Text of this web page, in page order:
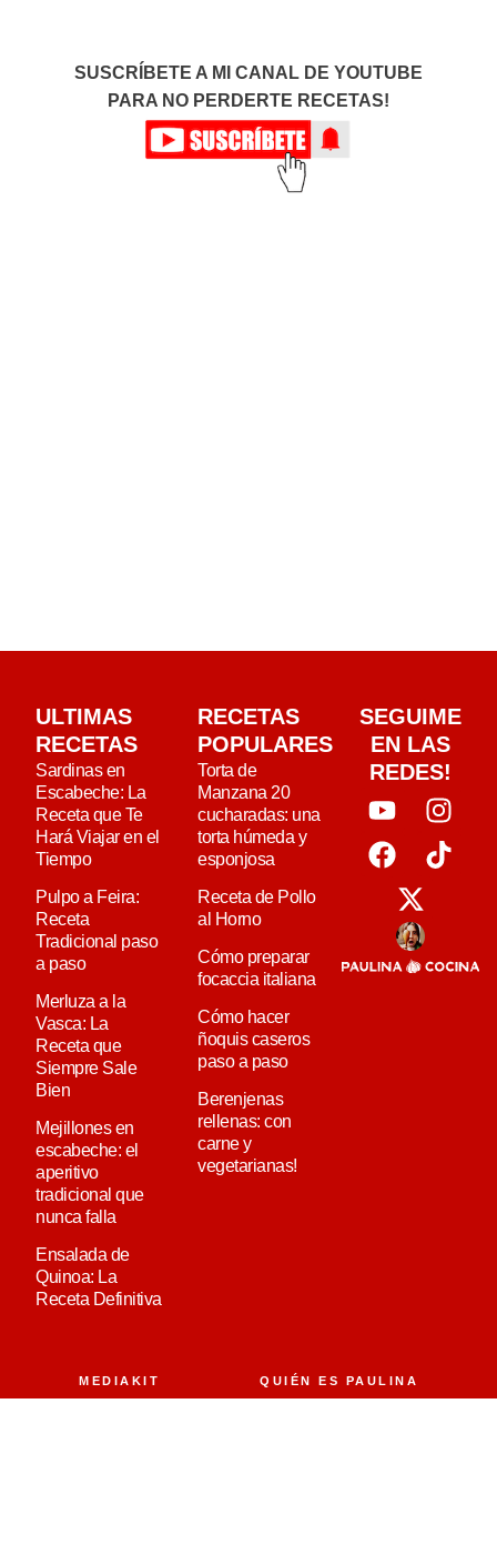
SUSCRÍBETE A MI CANAL DE YOUTUBE
PARA NO PERDERTE RECETAS!
ULTIMAS
RECETAS
Sardinas en
Escabeche: La
Receta que Te
Hará Viajar en el
Tiempo
Pulpo a Feira:
Receta
Tradicional paso
a paso
Merluza a la
Vasca: La
Receta que
Siempre Sale
Bien
Mejillones en
escabeche: el
aperitivo
tradicional que
nunca falla
Ensalada de
Quinoa: La
Receta Definitiva
RECETAS
POPULARES
Torta de
Manzana 20
cucharadas: una
torta húmeda y
esponjosa
Receta de Pollo
al Horno
Cómo preparar
focaccia italiana
Cómo hacer
ñoquis caseros
paso a paso
Berenjenas
rellenas: con
carne y
vegetarianas!
SEGUIME
EN LAS
REDES!
MEDIAKIT QUIÉN ES PAULINA